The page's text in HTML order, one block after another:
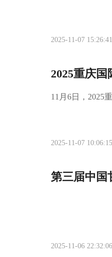
2025-11-07 15:26:41
2025重庆
11月6日，2025
2025-11-07 10:06:15
第三届中国
2025-11-06 22:32:06